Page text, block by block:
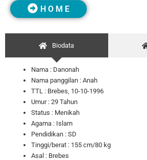
H O M E
Biodata
Nama : Danonah
Nama panggilan : Anah
TTL : Brebes, 10-10-1996
Umur : 29 Tahun
Status : Menikah
Agama : Islam
Pendidikan : SD
Tinggi/berat : 155 cm/80 kg
Asal : Brebes